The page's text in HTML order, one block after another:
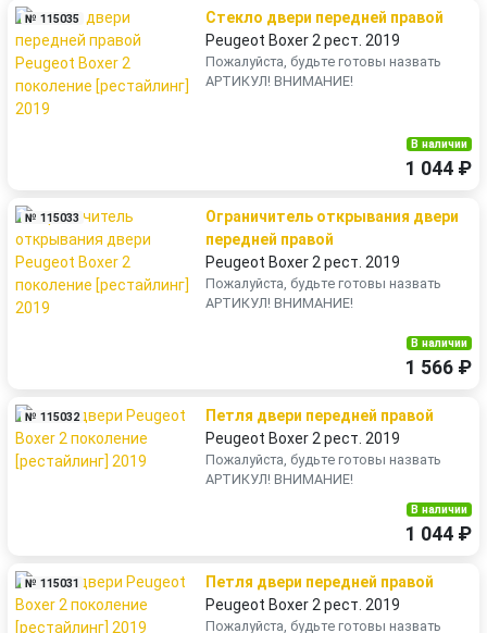
№ 115035
Стекло двери передней правой
Peugeot Boxer 2 рест. 2019
Пожалуйста, будьте готовы назвать
АРТИКУЛ! ВНИМАНИЕ!
В наличии
1 044 ₽
№ 115033
Ограничитель открывания двери
передней правой
Peugeot Boxer 2 рест. 2019
Пожалуйста, будьте готовы назвать
АРТИКУЛ! ВНИМАНИЕ!
В наличии
1 566 ₽
№ 115032
Петля двери передней правой
Peugeot Boxer 2 рест. 2019
Пожалуйста, будьте готовы назвать
АРТИКУЛ! ВНИМАНИЕ!
В наличии
1 044 ₽
№ 115031
Петля двери передней правой
Peugeot Boxer 2 рест. 2019
Пожалуйста, будьте готовы назвать